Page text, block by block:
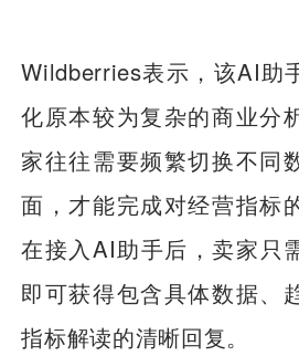
Wildberries表示，该AI助
化原本较为复杂的商业分
家往往需要频繁切换不同
面，才能完成对经营指标
在接入AI助手后，卖家只
即可获得包含具体数据、
指标解读的清晰回复。